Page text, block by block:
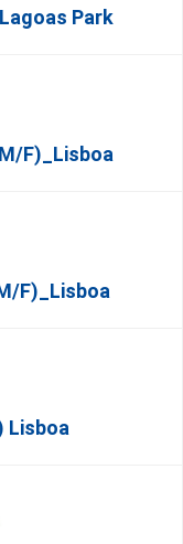
Park
f)_Lisboa
f)_Lisboa
Lisboa